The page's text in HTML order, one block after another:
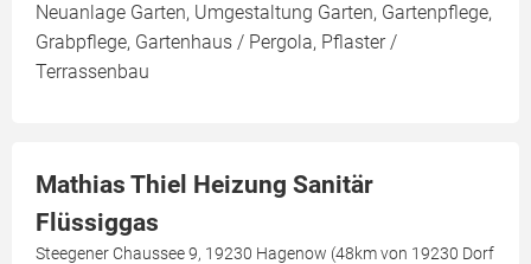
Neuanlage Garten, Umgestaltung Garten, Gartenpflege,
Grabpflege, Gartenhaus / Pergola, Pflaster /
Terrassenbau
Mathias Thiel Heizung Sanitär
Flüssiggas
Steegener Chaussee 9, 19230 Hagenow (48km von 19230 Dorf